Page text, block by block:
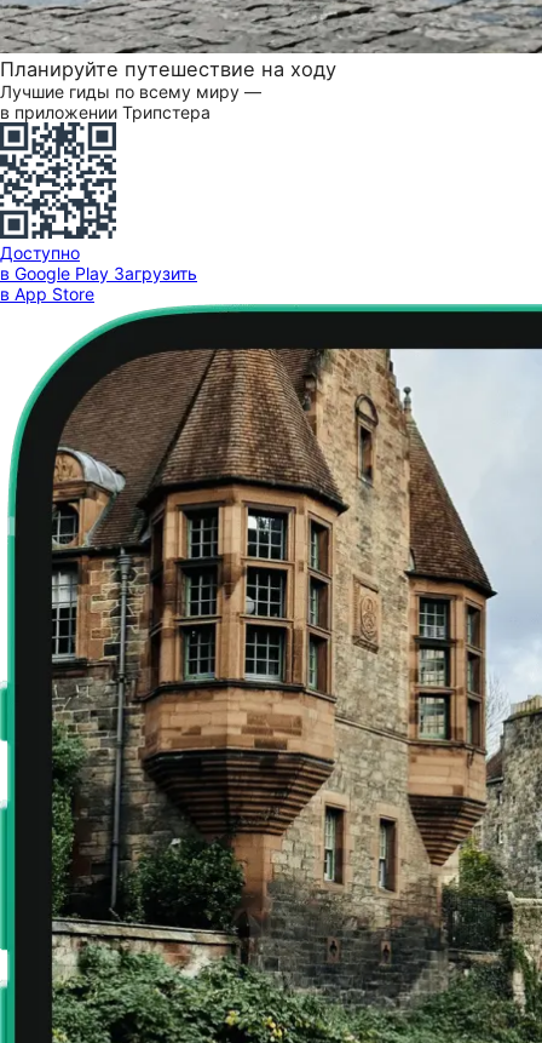
Планируйте путешествие на ходу
Лучшие гиды по всему миру —
в приложении Трипстера
Доступно
в Google Play Загрузить
в App Store